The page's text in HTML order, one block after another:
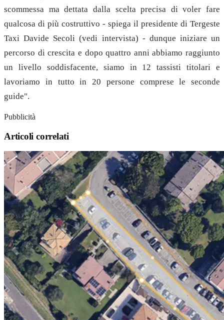
scommessa ma dettata dalla scelta precisa di voler fare
qualcosa di più costruttivo - spiega il presidente di Tergeste
Taxi Davide Secoli (vedi intervista) - dunque iniziare un
percorso di crescita e dopo quattro anni abbiamo raggiunto
un livello soddisfacente, siamo in 12 tassisti titolari e
lavoriamo in tutto in 20 persone comprese le seconde
guide".
Pubblicità
Articoli correlati